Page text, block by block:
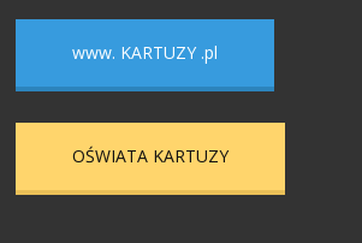
www. KARTUZY .pl
OŚWIATA KARTUZY